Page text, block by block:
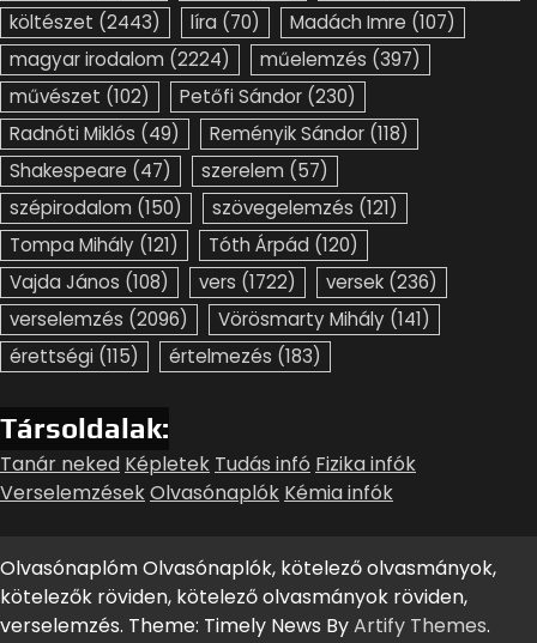
költészet (2443) líra (70) Madách Imre (107)
magyar irodalom (2224) műelemzés (397)
művészet (102) Petőfi Sándor (230)
Radnóti Miklós (49) Reményik Sándor (118)
Shakespeare (47) szerelem (57)
szépirodalom (150) szövegelemzés (121)
Tompa Mihály (121) Tóth Árpád (120)
Vajda János (108) vers (1722) versek (236)
verselemzés (2096) Vörösmarty Mihály (141)
érettségi (115) értelmezés (183)
Társoldalak:
Tanár neked Képletek Tudás infó Fizika infók
VerselemzésekOlvasónaplók Kémia infók
Olvasónaplóm Olvasónaplók, kötelező olvasmányok,
kötelezők röviden, kötelező olvasmányok röviden,
verselemzés. Theme: Timely News ByArtify Themes.